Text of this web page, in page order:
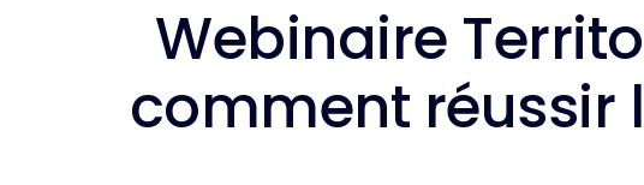
Webinaire
comment réussir